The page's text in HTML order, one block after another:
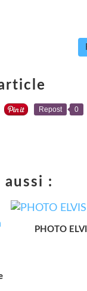
Repost 0
aussi :
PHOTO